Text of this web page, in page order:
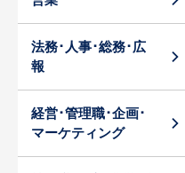
法務･人事･総務･広
報
経営･管理職･企画･
マーケティング